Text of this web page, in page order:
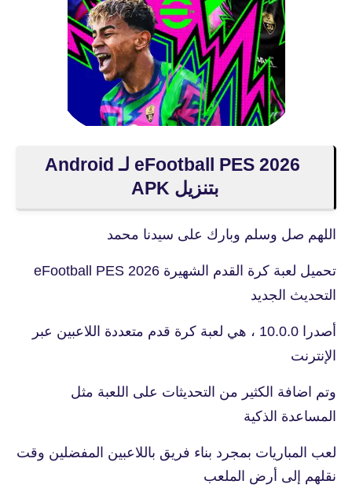
eFootball PES 2026 لـ Android
بتنزيل APK
اللهم صل وسلم وبارك على سيدنا محمد
تحميل لعبة كرة القدم الشهيرة eFootball PES 2026
التحديث الجديد
أصدرا 10.0.0 ، هي لعبة كرة قدم متعددة اللاعبين عبر
الإنترنت
وتم اضافة الكثير من التحديثات على اللعبة مثل
المساعدة الذكية
لعب المباريات بمجرد بناء فريق باللاعبين المفضلين وقت
نقلهم إلى أرض الملعب